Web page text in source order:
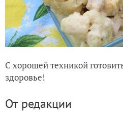
С хорошей техникой
здоровье!
От редакции